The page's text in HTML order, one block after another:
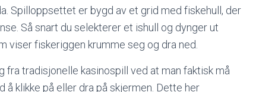
Spilloppsettet er bygd av et grid med fiskehull, der
Så snart du selekterer et ishull og dynger ut
viser fiskeriggen krumme seg og dra ned.
fra tradisjonelle kasinospill ved at man faktisk må
klikke på eller dra på skjermen. Dette her